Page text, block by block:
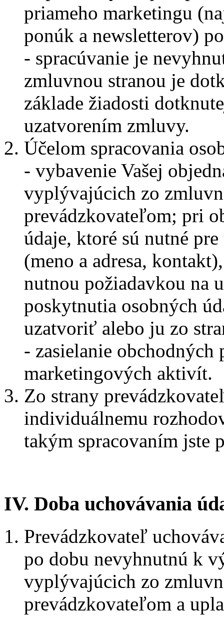
priameho marketingu
ponúk a newsletterov)
- spracúvanie je
zmluvnou stranou je
základe žiadosti
uzatvorením zmluvy.
Účelom spracovania
- vybavenie Vašej
vyplývajúcich zo
prevádzkovateľom; pri
údaje, ktoré sú nutné
(meno a adresa,
nutnou požiadavkou na
poskytnutia osobných
uzatvoriť alebo ju zo
- zasielanie
marketingových aktivít.
Zo strany
individuálnemu
takým spracovaním jste
IV. Doba uchovávania
Prevádzkovateľ
po dobu nevyhnutnú k
vyplývajúcich zo
prevádzkovateľom a